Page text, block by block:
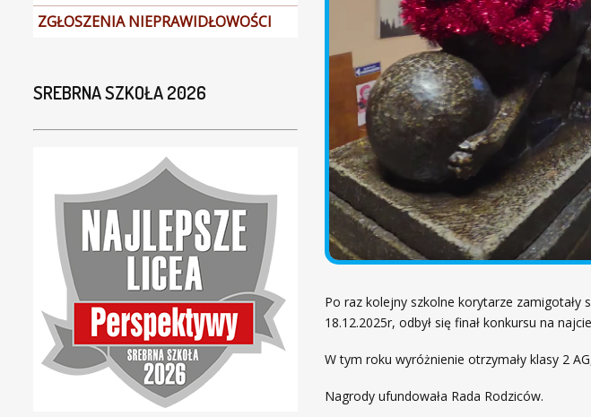
Po raz kolejny szkolne korytarze
18.12.2025r, odbył się finał konkursu na
W tym roku wyróżnienie otrzymały klasy 2
Nagrody ufundowała Rada Rodziców.
ZGŁOSZENIA NIEPRAWIDŁOWOŚCI
SREBRNA SZKOŁA 2026